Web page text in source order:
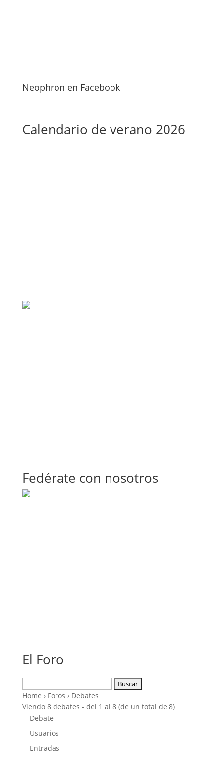
Neophron en Facebook
Calendario de verano 2026
Fedérate con nosotros
El Foro
Home › Foros › Debates
Viendo 8 debates - del 1 al 8 (de un total de 8)
Debate
Usuarios
Entradas